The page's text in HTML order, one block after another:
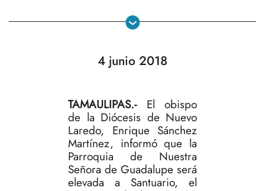
4 junio 2018
TAMAULIPAS.-El obispo
de la Diócesis de Nuevo
Laredo, Enrique Sánchez
Martínez, informó que la
Parroquia de Nuestra
Señora de Guadalupe será
elevada a Santuario, el